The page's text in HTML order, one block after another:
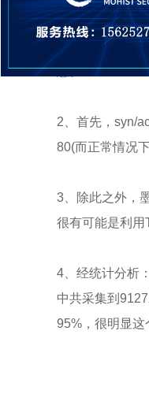
1、本轮攻击混
194Gbps。但
意。
2、首先，syn/
80(而正常情况
3、除此之外，
很有可能是利用
4、经统计分析
中共采集到
95%，很明显这